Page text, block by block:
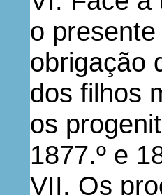
o
obrigação
dos filhos
os
1877.º e
VII. Os